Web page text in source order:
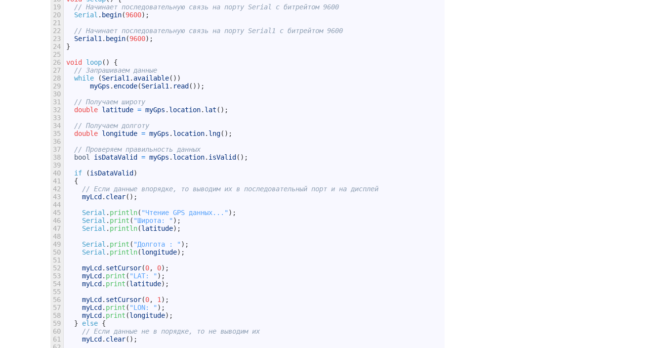
19
20
21
22
23
24
25
26
27
28
29
30
31
32
33
34
35
36
37
38
39
40
41
42
43
44
45
46
47
48
49
50
51
52
53
54
55
56
57
58
59
60
61
// Начинает последовательную связь на порту Serial с битрейтом 9600
Serial . begin(9600) ;
// Начинает последовательную связь на порту Serial1 с битрейтом 9600
Serial1. begin(9600) ;
}
void
loop( )
{
// Запрашиваем данные
while
(Serial1. available( ) )
myGps . encode(Serial1. read ( ) ) ;
// Получаем широту
double latitude = myGps . location. lat ( ) ;
// Получаем долготу
double longitude = myGps . location. lng( ) ;
// Проверяем правильность данных
bool
isDataValid = myGps . location. isValid ( ) ;
if
(isDataValid )
{
// Если данные впорядке, то выводим их в последовательный порт и на дисплей
myLcd . clear( ) ;
Serial . println( "Чтение GPS данных..." ) ;
Serial . print ( "Широта: " ) ;
Serial . println(latitude) ;
Serial . print ( "Долгота : " ) ;
Serial . println(longitude) ;
myLcd . setCursor(0, 0) ;
myLcd . print ( "LAT: " ) ;
myLcd . print (latitude) ;
myLcd . setCursor(0, 1) ;
myLcd . print ( "LON: " ) ;
myLcd . print (longitude) ;
}
else {
// Если данные не в порядке, то не выводим их
myLcd . clear( ) ;